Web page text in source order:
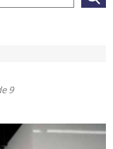
9